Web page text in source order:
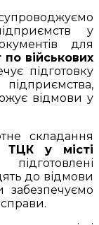
у
для
військових
підготовку
відмови у
складання
ТЦК у місті
до відмови
забезпечуємо